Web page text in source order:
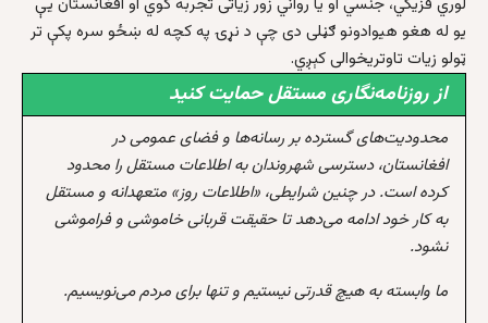
لوري فزيکي، جنسي او يا رواني زور زياتی تجربه کوي او افغانستان یې
یو له هغو هیوادونو ګڼلی دی چې د نړۍ په کچه له ښځو سره پکې تر
ټولو زیات تاوتریخوالی کېږي.
از روزنامه‌نگاری مستقل حمایت کنید
محدودیت‌های گسترده بر رسانه‌ها و فضای عمومی در
افغانستان، دسترسی شهروندان به اطلاعات مستقل را محدود
کرده است. در چنین شرایطی، «اطلاعات روز» متعهدانه و مستقل
به کار خود ادامه می‌دهد تا حقیقت قربانی خاموشی و فراموشی
نشود.
ما وابسته به هیچ قدرتی نیستیم و تنها برای مردم می‌نویسیم.